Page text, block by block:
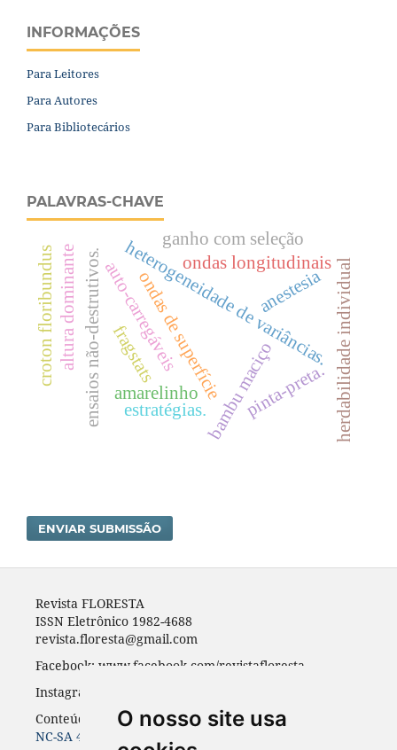
O nosso site usa
INFORMAÇÕES
Para Leitores
Para Autores
Para Bibliotecários
PALAVRAS-CHAVE
bambu maciço
heterogeneidade de variâncias.
auto-carregáveisondas longitudinais
ondas de superfície
ensaios não-destrutivos. fragstats
anestesia
pinta-preta.
ganho com seleção
herdabilidade individual
amarelinho
altura dominante
croton floribundus
estratégias.
ENVIAR SUBMISSÃO
Revista FLORESTA
ISSN Eletrônico 1982-4688
revista.floresta@gmail.com
Facebook: www.facebook.com/revistafloresta
Instagran: revista_floresta
Conteúdos do periódico licenciados sob uma
NC-SA 4.0